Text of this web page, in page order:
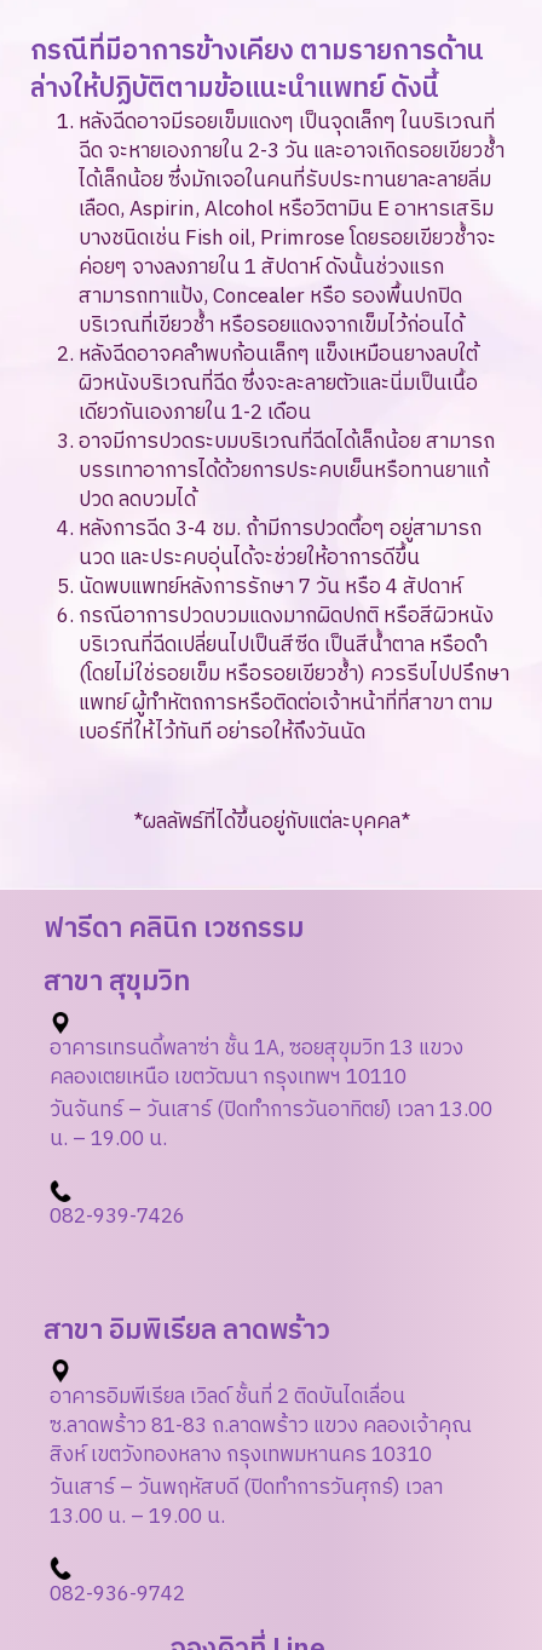
กรณีที่มีอาการข้างเคียง ตามรายการด้าน
ล่างให้ปฏิบัติตามข้อแนะนำแพทย์ ดังนี้
หลังฉีดอาจมีรอยเข็มแดงๆ เป็นจุดเล็กๆ ในบริเวณที่
ฉีด จะหายเองภายใน 2-3 วัน และอาจเกิดรอยเขียวช้ำ
ได้เล็กน้อย ซึ่งมักเจอในคนที่รับประทานยาละลายลิ่ม
เลือด, Aspirin, Alcohol หรือวิตามิน E อาหารเสริม
บางชนิดเช่น Fish oil, Primrose โดยรอยเขียวช้ำจะ
ค่อยๆ จางลงภายใน 1 สัปดาห์ ดังนั้นช่วงแรก
สามารถทาแป้ง, Concealer หรือ รองพื้นปกปิด
บริเวณที่เขียวช้ำ หรือรอยแดงจากเข็มไว้ก่อนได้
หลังฉีดอาจคลำพบก้อนเล็กๆ แข็งเหมือนยางลบใต้
ผิวหนังบริเวณที่ฉีด ซึ่งจะละลายตัวและนิ่มเป็นเนื้อ
เดียวกันเองภายใน 1-2 เดือน
อาจมีการปวดระบมบริเวณที่ฉีดได้เล็กน้อย สามารถ
บรรเทาอาการได้ด้วยการประคบเย็นหรือทานยาแก้
ปวด ลดบวมได้
หลังการฉีด 3-4 ชม. ถ้ามีการปวดตื้อๆ อยู่สามารถ
นวด และประคบอุ่นได้จะช่วยให้อาการดีขึ้น
นัดพบแพทย์หลังการรักษา 7 วัน หรือ 4 สัปดาห์
กรณีอาการปวดบวมแดงมากผิดปกติ หรือสีผิวหนัง
บริเวณที่ฉีดเปลี่ยนไปเป็นสีซีด เป็นสีน้ำตาล หรือดำ
(โดยไม่ใช่รอยเข็ม หรือรอยเขียวช้ำ) ควรรีบไปปรึกษา
แพทย์ ผู้ทำหัตถการหรือติดต่อเจ้าหน้าที่ที่สาขา ตาม
เบอร์ที่ให้ไว้ทันที อย่ารอให้ถึงวันนัด
*ผลลัพธ์ที่ได้ขึ้นอยู่กับแต่ละบุคคล*
ฟารีดา คลินิก เวชกรรม
สาขา สุขุมวิท
อาคารเทรนดี้พลาซ่า ชั้น 1A, ซอยสุขุมวิท 13 แขวง
คลองเตยเหนือ เขตวัฒนา กรุงเทพฯ 10110
วันจันทร์ – วันเสาร์ (ปิดทำการวันอาทิตย์) เวลา 13.00
น. – 19.00 น.
082-939-7426
สาขา อิมพิเรียล ลาดพร้าว
อาคารอิมพีเรียล เวิลด์ ชั้นที่ 2 ติดบันไดเลื่อน
ซ.ลาดพร้าว 81-83 ถ.ลาดพร้าว แขวง คลองเจ้าคุณ
สิงห์ เขตวังทองหลาง กรุงเทพมหานคร 10310
วันเสาร์ – วันพฤหัสบดี (ปิดทำการวันศุกร์) เวลา
13.00 น. – 19.00 น.
082-936-9742